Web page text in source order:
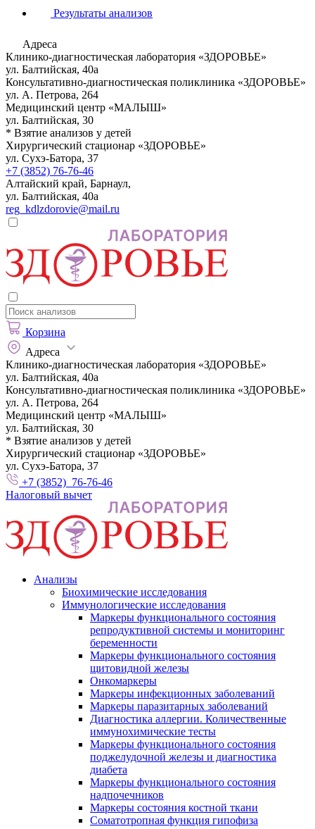
Результаты анализов
Адреса
Клинико-диагностическая лаборатория «ЗДОРОВЬЕ»
ул. Балтийская, 40а
Консультативно-диагностическая поликлиника «ЗДОРОВЬЕ»
ул. А. Петрова, 264
Медицинский центр «МАЛЫШ»
ул. Балтийская, 30
* Взятие анализов у детей
Хирургический стационар «ЗДОРОВЬЕ»
ул. Сухэ-Батора, 37
+7 (3852) 76-76-46
Алтайский край, Барнаул,
ул. Балтийская, 40а
reg_kdlzdorovie@mail.ru
Корзина
Адреса
Клинико-диагностическая лаборатория «ЗДОРОВЬЕ»
ул. Балтийская, 40а
Консультативно-диагностическая поликлиника «ЗДОРОВЬЕ»
ул. А. Петрова, 264
Медицинский центр «МАЛЫШ»
ул. Балтийская, 30
* Взятие анализов у детей
Хирургический стационар «ЗДОРОВЬЕ»
ул. Сухэ-Батора, 37
+7 (3852) 76-76-46
Налоговый вычет
Анализы
Биохимические исследования
Иммунологические исследования
Маркеры функционального состояния
репродуктивной системы и мониторинг
беременности
Маркеры функционального состояния
щитовидной железы
Онкомаркеры
Маркеры инфекционных заболеваний
Маркеры паразитарных заболеваний
Диагностика аллергии. Количественные
иммунохимические тесты
Маркеры функционального состояния
поджелудочной железы и диагностика
диабета
Маркеры функционального состояния
надпочечников
Маркеры состояния костной ткани
Соматотропная функция гипофиза